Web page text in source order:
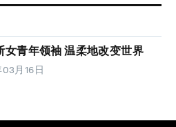
女青年领袖 温柔地改变世界
月16日